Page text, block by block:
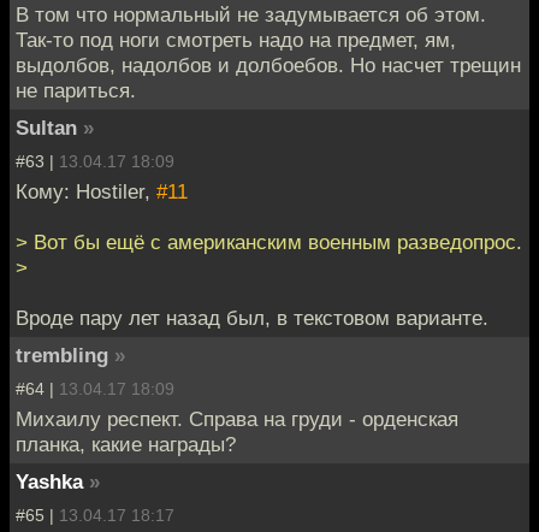
В том что нормальный не задумывается об этом.
Так-то под ноги смотреть надо на предмет, ям,
выдолбов, надолбов и долбоебов. Но насчет трещин
не париться.
Sultan »
#63 | 13.04.17 18:09
Кому: Hostiler, #11
> Вот бы ещё с американским военным разведопрос.
>
Вроде пару лет назад был, в текстовом варианте.
trembling »
#64 | 13.04.17 18:09
Михаилу респект. Справа на груди - орденская
планка, какие награды?
Yashka »
#65 | 13.04.17 18:17